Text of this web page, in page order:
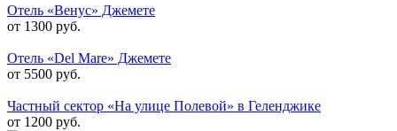
Отель «Венус» Джемете
от 1300 руб.
Отель «Del Mare» Джемете
от 5500 руб.
Частный сектор «На улице Полевой» в Геленджике
от 1200 руб.